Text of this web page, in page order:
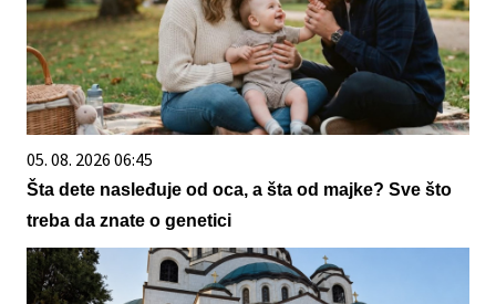
05. 08. 2026 06:45
Šta dete nasleđuje od oca, a šta od majke? Sve što
treba da znate o genetici